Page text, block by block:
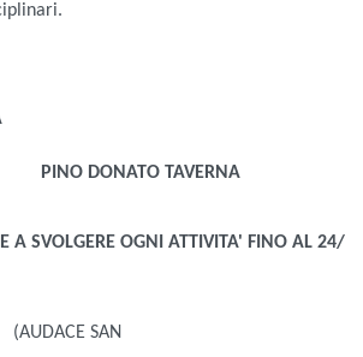
PINO DONATO TAVERNA
A SVOLGERE OGNI ATTIVITA' FINO AL 24/
(AUDACE SAN